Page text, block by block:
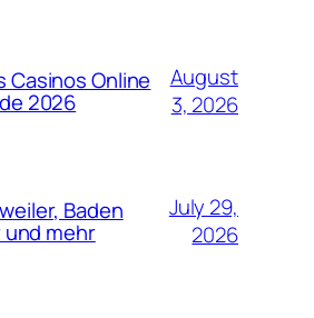
Casinos Online
2026
August
3, 2026
Baden
und mehr
July 29,
2026